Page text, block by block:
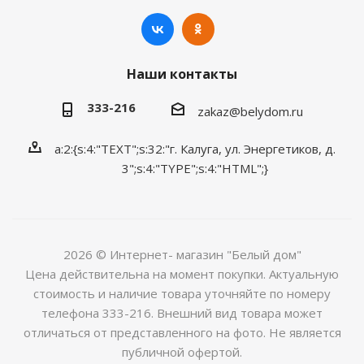
Наши контакты
333-216 zakaz@belydom.ru
a:2:{s:4:"TEXT";s:32:"г. Калуга, ул. Энергетиков, д.
3";s:4:"TYPE";s:4:"HTML";}
2026 © Интернет- магазин "Белый дом"
Цена действительна на момент покупки. Актуальную
стоимость и наличие товара уточняйте по номеру
телефона 333-216. Внешний вид товара может
отличаться от представленного на фото. Не является
публичной офертой.